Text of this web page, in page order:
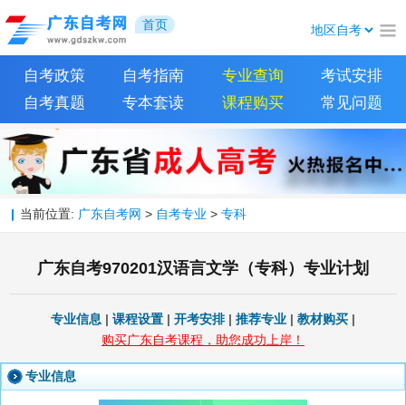
首页
自考政策 自考指南 专业查询
考试安排
自考真题
专本套读 课程购买 常见问题
当前位置: 广东自考网 > 自考专业 > 专科
广东自考970201汉语言文学（专科）专业计划
专业信息 | 课程设置 | 开考安排| 推荐专业 | 教材购买 |
购买广东自考课程，助您成功上岸！
专业信息